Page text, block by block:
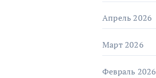
Апрель 2026
Март 2026
Февраль 2026